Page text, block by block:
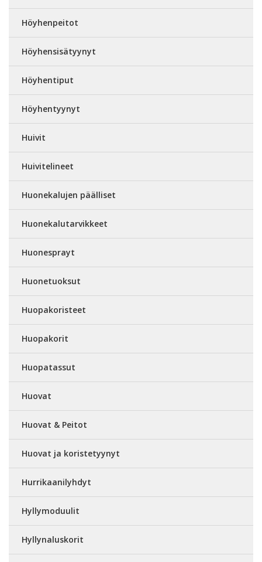
Höyhenpeitot
Höyhensisätyynyt
Höyhentiput
Höyhentyynyt
Huivit
Huivitelineet
Huonekalujen päälliset
Huonekalutarvikkeet
Huonesprayt
Huonetuoksut
Huopakoristeet
Huopakorit
Huopatassut
Huovat
Huovat & Peitot
Huovat ja koristetyynyt
Hurrikaanilyhdyt
Hyllymoduulit
Hyllynaluskorit